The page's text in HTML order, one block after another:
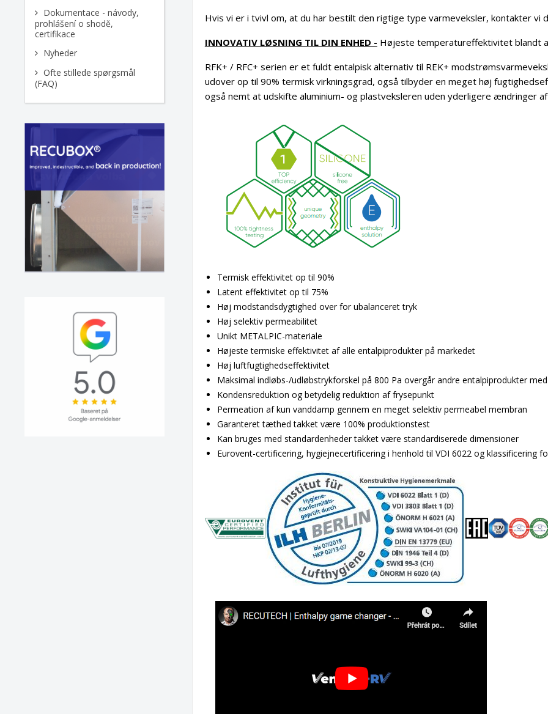
Dokumentace - návody,
prohlášení o shodě,
certifikace
Nyheder
Ofte stillede spørgsmål
(FAQ)
Hvis vi er i tvivl om, at du har bestilt den rigtige type varmeveksler, kontakter vi
INNOVATIV LØSNING TIL DIN ENHED - Højeste temperatureffektivitet blandt
RFK+ / RFC+ serien er et fuldt entalpisk alternativ til REK+
udover op til 90% termisk virkningsgrad, også tilbyder en meget høj
også nemt at udskifte aluminium- og plastveksleren uden yderligere ændringer
Termisk effektivitet op til 90%
Latent effektivitet op til 75%
Høj modstandsdygtighed over for ubalanceret tryk
Høj selektiv permeabilitet
Unikt METALPIC-materiale
Højeste termiske effektivitet af alle entalpiprodukter på markedet
Høj luftfugtighedseffektivitet
Maksimal indløbs-/udløbstrykforskel på 800 Pa overgår andre entalpiprodukter
Kondensreduktion og betydelig reduktion af frysepunkt
Permeation af kun vanddamp gennem en meget selektiv permeabel membran
Garanteret tæthed takket være 100% produktionstest
Kan bruges med standardenheder takket være standardiserede dimensioner
Eurovent-certificering, hygiejnecertificering i henhold til VDI 6022 og klassificering